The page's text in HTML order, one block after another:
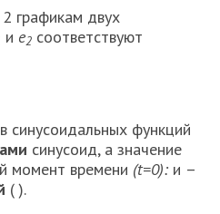
графикам двух
и е2 соответствуют
синусоидальных функций
синусоид, а значение
момент времени (t=0): и –
().